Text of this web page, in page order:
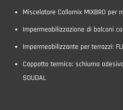
Miscelatore Collomix MIXBRO per
Impermeabilizzazione di balconi
Impermeabilizzante per terrazzi:
Cappotto termico: schiuma
SOUDAL